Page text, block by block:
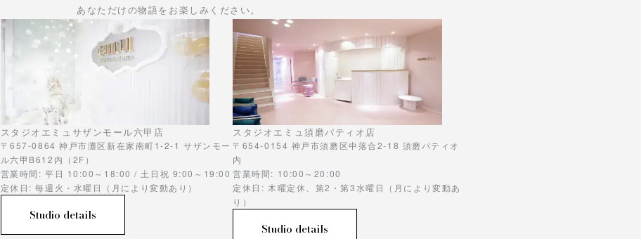
あなただけの物語をお楽しみください。
スタジオエミュサザンモール六甲店
〒657-0864 神戸市灘区新在家南町1-2-1 サザンモー
ル六甲B612内（2F）
営業時間: 平日 10:00～18:00 / 土日祝 9:00～19:00
定休日: 毎週火・水曜日（月により変動あり）
Studio details
スタジオエミュ須磨パティオ店
〒654-0154 神戸市須磨区中落合2-18 須磨パティオ
内
営業時間: 10:00～20:00
定休日: 木曜定休、第2・第3水曜日（月により変動あ
り）
Studio details